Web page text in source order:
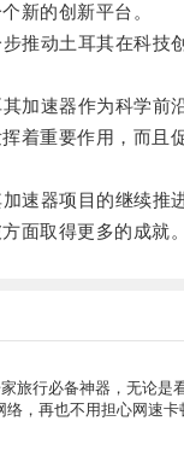
新的创新平台。
动土耳其在科技
速器作为科学前沿
着重要作用，而且
器项目的继续推
面取得更多的成就。
旅行必备神器，无论是
，再也不用担心网速卡